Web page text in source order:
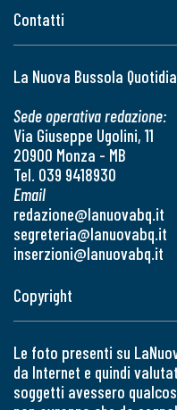
Contatti
La Nuova Bussola
Sede operativa redazione:
Via Giuseppe Ugolini, 11
20900 Monza - MB
Tel. 039 9418930
Email
redazione@lanuovabq.it
segreteria@lanuovabq.it
inserzioni@lanuovabq.it
Copyright
Le foto presenti su
da Internet e quindi
soggetti avessero